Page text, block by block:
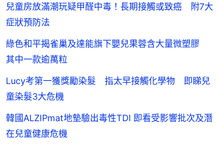
兒童房放滿潮玩疑甲醛中毒！長期接觸或致癌 附7大
症狀預防法
綠色和平揭雀巢及達能旗下嬰兒果蓉含大量微塑膠
其中一款逾萬粒
Lucy考第一獲獎勵染髮 指太早接觸化學物 即睇兒
童染髮3大危機
韓國ALZIPmat地墊驗出毒性TDI 即看受影響批次及潛
在兒童健康危機